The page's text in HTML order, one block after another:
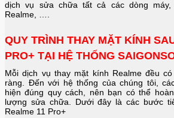
dịch vụ sửa chữa tất cả các dòng máy,
Realme, ….
QUY TRÌNH THAY MẶT KÍNH
PRO+ TẠI HỆ THỐNG
Mỗi dịch vụ thay mặt kính Realme đều
ràng. Đến với hệ thống của chúng tôi,
hiện đúng quy cách, nên bạn có thể
lượng sửa chữa. Dưới đây là các bước
Realme 11 Pro+